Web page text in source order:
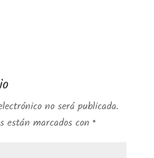
no será publicada.
están marcados con *